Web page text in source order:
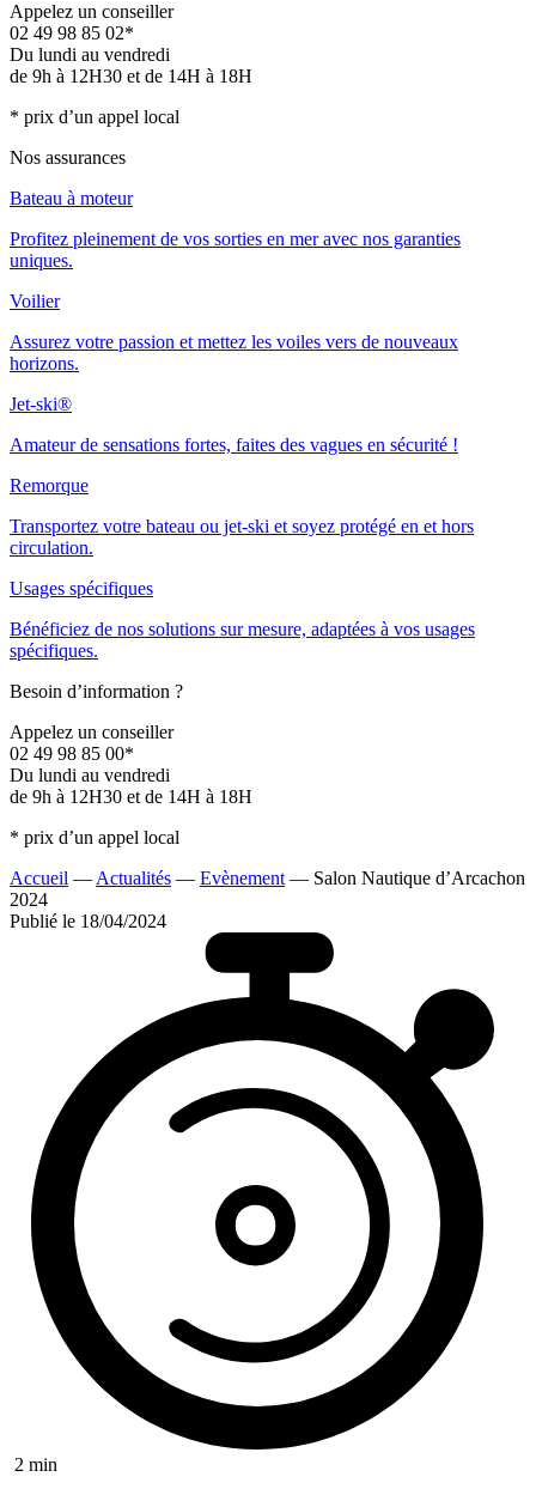
Appelez un conseiller
02 49 98 85 02*
Du lundi au vendredi
de 9h à 12H30 et de 14H à 18H
* prix d’un appel local
Nos assurances
Bateau à moteur
Profitez pleinement de vos sorties en mer avec nos garanties
uniques.
Voilier
Assurez votre passion et mettez les voiles vers de nouveaux
horizons.
Jet-ski®
Amateur de sensations fortes, faites des vagues en sécurité !
Remorque
Transportez votre bateau ou jet-ski et soyez protégé en et hors
circulation.
Usages spécifiques
Bénéficiez de nos solutions sur mesure, adaptées à vos usages
spécifiques.
Besoin d’information ?
Appelez un conseiller
02 49 98 85 00*
Du lundi au vendredi
de 9h à 12H30 et de 14H à 18H
* prix d’un appel local
Accueil — Actualités — Evènement — Salon Nautique d’Arcachon
2024
Publié le 18/04/2024
2 min